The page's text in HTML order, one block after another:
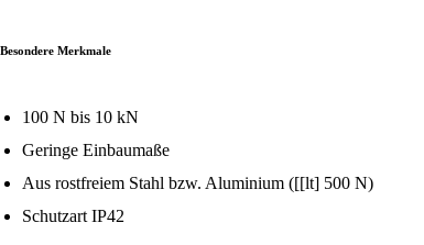
Besondere Merkmale
100 N bis 10 kN
Geringe Einbaumaße
Aus rostfreiem Stahl bzw. Aluminium ([[lt] 500 N)
Schutzart IP42